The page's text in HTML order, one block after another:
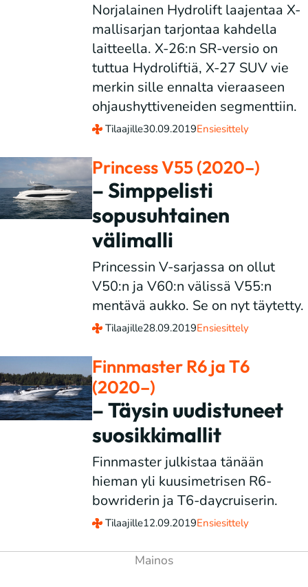
Norjalainen Hydrolift laajentaa X-
mallisarjan tarjontaa kahdella
laitteella. X-26:n SR-versio on
tuttua Hydroliftiä, X-27 SUV vie
merkin sille ennalta vieraaseen
ohjaushyttiveneiden segmenttiin.
Tilaajille30.09.2019Ensiesittely
Princess V55 (2020–)
– Simppelisti
sopusuhtainen
välimalli
Princessin V-sarjassa on ollut
V50:n ja V60:n välissä V55:n
mentävä aukko. Se on nyt täytetty.
Tilaajille28.09.2019Ensiesittely
Finnmaster R6 ja T6
(2020–)
– Täysin uudistuneet
suosikkimallit
Finnmaster julkistaa tänään
hieman yli kuusimetrisen R6-
bowriderin ja T6-daycruiserin.
Tilaajille12.09.2019Ensiesittely